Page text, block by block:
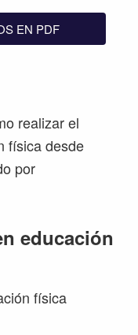
EN PDF
realizar el
física desde
por
educación
física